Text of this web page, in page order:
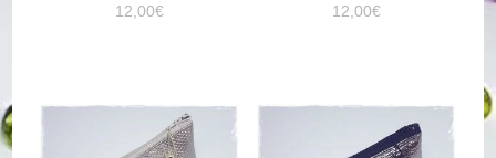
12,00€
12,00€